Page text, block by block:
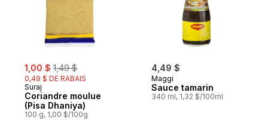
sale:
1,00 $ , formerly:
1,49 $
0,49 $ DE RABAIS
Suraj
Coriandre moulue
(Pisa Dhaniya)
100 g, 1,00 $/100g
4,49 $
Maggi
Sauce tamarin
340 ml, 1,32 $/100ml